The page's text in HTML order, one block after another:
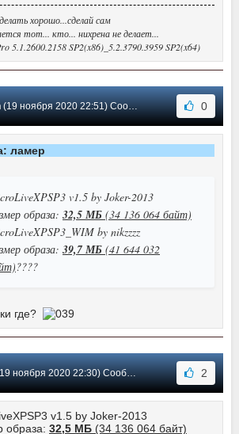
хорошо...сделай сам
тот... кто... нихрена не делает...
5.1.2600.2158 SP2(x86)_5.2.3790.3959 SP2(x64)
(19 ноября 2020 22:51) Сообщение #2446 0
ламер
v1.5 by Joker-2013
образа: 32,5 МБ (34 136 064 байт)
by nikzzzz
образа: 39,7 МБ (41 644 032
????
где?
ноября 2020 22:30) Сообщение #2445 2
v1.5 by Joker-2013
образа: 32,5 МБ (34 136 064 байт)